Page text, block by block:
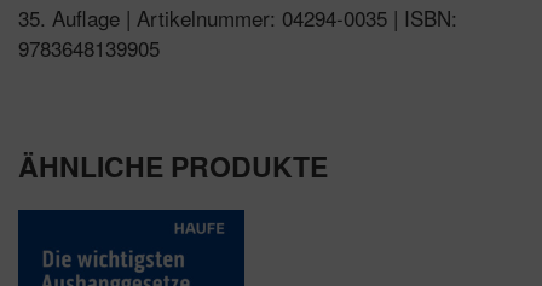
35. Auflage | Artikelnummer: 04294-0035 | ISBN:
9783648139905
ÄHNLICHE PRODUKTE